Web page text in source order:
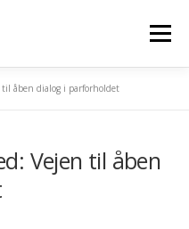
Menu
åben dialog i parforholdet
Vejen til åben